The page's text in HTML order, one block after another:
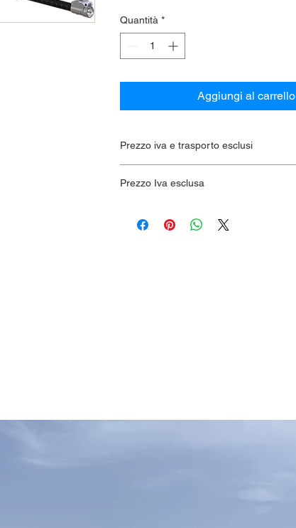
Quantità *
Aggiungi al carrello
Prezzo iva e trasporto esclusi
Prezzo Iva esclusa